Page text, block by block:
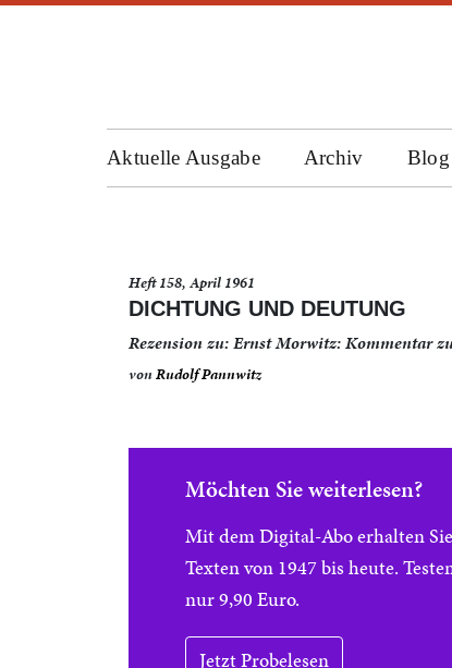
Aktuelle Ausgabe Archiv Blog
Heft 158, April 1961
DICHTUNG UND DEUTUNG
Rezension zu: Ernst Morwitz: Kommentar
vonRudolf Pannwitz
Möchten Sie weiterlesen?
Mit dem Digital-Abo erhalten
Texten von 1947 bis heute.
nur 9,90 Euro.
Jetzt Probelesen